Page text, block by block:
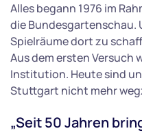
Alles begann 1976 im
die Bundesgartenschau.
Spielräume dort zu
Aus dem ersten Versuch
Institution. Heute sind
Stuttgart nicht mehr
„Seit 50 Jahren